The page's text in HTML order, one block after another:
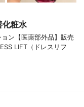
化粧水
ン【医薬部外品】販売
LIFT（ドレスリフ